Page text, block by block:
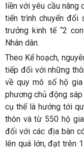
liền với yêu cầu nâng
tiến trình chuyển
trưởng kinh tế “2
Nhân dân.
Theo Kế hoạch,
tiếp đối với những
về quy mô số hộ gia
phương chủ động
cụ thể là hướng tới
thôn và từ 550 hộ
đối với các địa bàn
lên quá lớn, đạt trên